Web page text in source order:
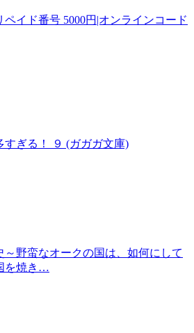
イド番号 5000円|オンラインコード
すぎる！ ９ (ガガガ文庫)
～野蛮なオークの国は、如何にして
を焼き…